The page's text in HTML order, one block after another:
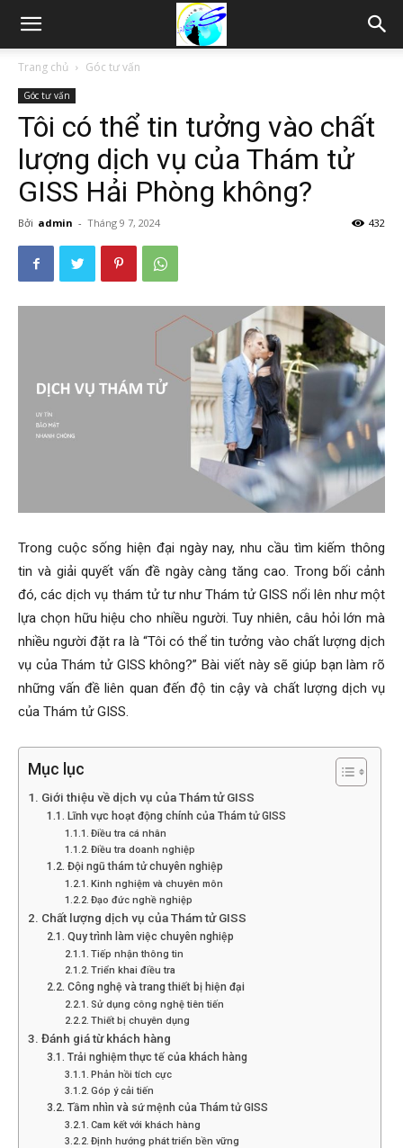
Thám
Phòng,
Phong,
thám
Giss
Trang chủ Góc tư vấn
Góc tư vấn
Tôi có thể tin tưởng vào chất
lượng dịch vụ của Thám tử
GISS Hải Phòng không?
Bởi admin - Tháng 9 7, 2024 432
Trong cuộc sống hiện đại ngày nay, nhu cầu tìm kiếm thông
tin và giải quyết vấn đề ngày càng tăng cao. Trong bối cảnh
đó, các dịch vụ thám tử tư như Thám tử GISS nổi lên như một
lựa chọn hữu hiệu cho nhiều người. Tuy nhiên, câu hỏi lớn mà
nhiều người đặt ra là “Tôi có thể tin tưởng vào chất lượng dịch
vụ của Thám tử GISS không?” Bài viết này sẽ giúp bạn làm rõ
những vấn đề liên quan đến độ tin cậy và chất lượng dịch vụ
của Thám tử GISS.
Mục lục
Giới thiệu về dịch vụ của Thám tử GISS
Lĩnh vực hoạt động chính của Thám tử GISS
Điều tra cá nhân
Điều tra doanh nghiệp
Đội ngũ thám tử chuyên nghiệp
Kinh nghiệm và chuyên môn
Đạo đức nghề nghiệp
Chất lượng dịch vụ của Thám tử GISS
Quy trình làm việc chuyên nghiệp
Tiếp nhận thông tin
Triển khai điều tra
Công nghệ và trang thiết bị hiện đại
Sử dụng công nghệ tiên tiến
Thiết bị chuyên dụng
Đánh giá từ khách hàng
Trải nghiệm thực tế của khách hàng
Phản hồi tích cực
Góp ý cải tiến
Tầm nhìn và sứ mệnh của Thám tử GISS
Cam kết với khách hàng
Định hướng phát triển bền vững